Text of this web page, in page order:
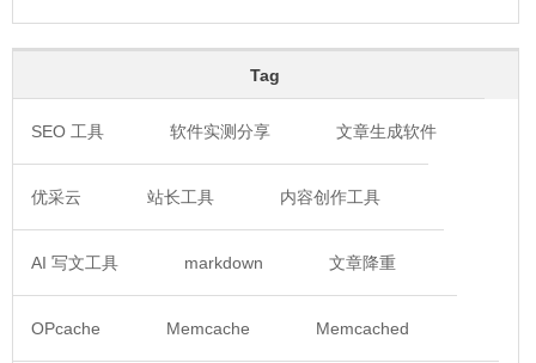
Tag
SEO 工具 软件实测分享 文章生成软件
优采云 站长工具 内容创作工具
AI 写文工具 markdown 文章降重
OPcache Memcache Memcached